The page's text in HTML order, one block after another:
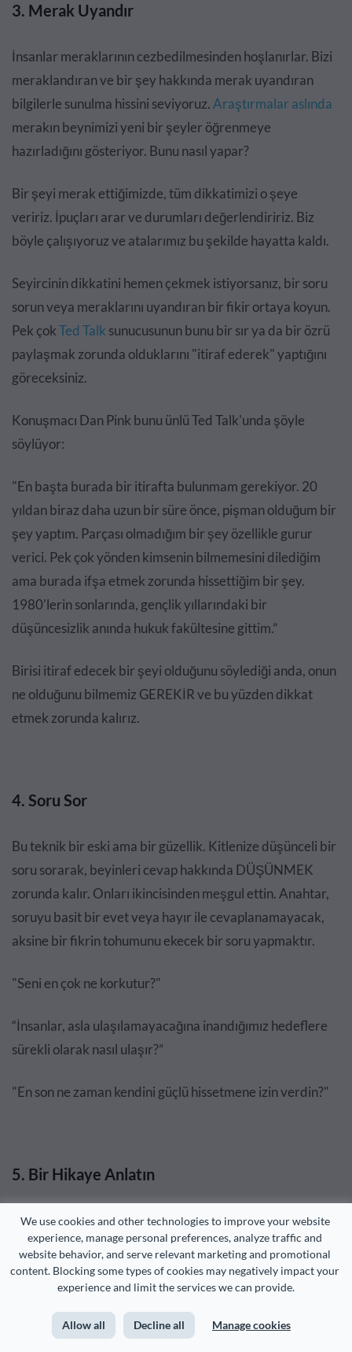
We use cookies and other technologies to improve your website
experience, manage personal preferences, analyze traffic and
website behavior, and serve relevant marketing and promotional
content. Blocking some types of cookies may negatively impact your
experience and limit the services we can provide.
Allow all Decline all Manage cookies
3. Merak Uyandır
İnsanlar meraklarının cezbedilmesinden hoşlanırlar. Bizi
meraklandıran ve bir şey hakkında merak uyandıran
bilgilerle sunulma hissini seviyoruz.Araştırmalar aslında
merakın beynimizi yeni bir şeyler öğrenmeye
hazırladığını gösteriyor. Bunu nasıl yapar?
Bir şeyi merak ettiğimizde, tüm dikkatimizi o şeye
veririz. İpuçları arar ve durumları değerlendiririz. Biz
böyle çalışıyoruz ve atalarımız bu şekilde hayatta kaldı.
Seyircinin dikkatini hemen çekmek istiyorsanız, bir soru
sorun veya meraklarını uyandıran bir fikir ortaya koyun.
Pek çokTed Talk sunucusunun bunu bir sır ya da bir özrü
paylaşmak zorunda olduklarını "itiraf ederek" yaptığını
göreceksiniz.
Konuşmacı Dan Pink bunu ünlü Ted Talk'unda şöyle
söylüyor:
"En başta burada bir itirafta bulunmam gerekiyor. 20
yıldan biraz daha uzun bir süre önce, pişman olduğum bir
şey yaptım. Parçası olmadığım bir şey özellikle gurur
verici. Pek çok yönden kimsenin bilmemesini dilediğim
ama burada ifşa etmek zorunda hissettiğim bir şey.
1980'lerin sonlarında, gençlik yıllarındaki bir
düşüncesizlik anında hukuk fakültesine gittim.”
Birisi itiraf edecek bir şeyi olduğunu söylediği anda, onun
ne olduğunu bilmemiz GEREKİR ve bu yüzden dikkat
etmek zorunda kalırız.
4. Soru Sor
Bu teknik bir eski ama bir güzellik. Kitlenize düşünceli bir
soru sorarak, beyinleri cevap hakkında DÜŞÜNMEK
zorunda kalır. Onları ikincisinden meşgul ettin. Anahtar,
soruyu basit bir evet veya hayır ile cevaplanamayacak,
aksine bir fikrin tohumunu ekecek bir soru yapmaktır.
"Seni en çok ne korkutur?"
“İnsanlar, asla ulaşılamayacağına inandığımız hedeflere
sürekli olarak nasıl ulaşır?”
"En son ne zaman kendini güçlü hissetmene izin verdin?"
5. Bir Hikaye Anlatın
"Dokuz yaşındayken, tüm geleceğimi görebileceğini
söyleyen evsiz bir adamla tanıştım. 12 yaşıma
geldiğimde öleceğimi söyledi. Ve yaptım."
Tamam, TAMAMEN dinliyorum.